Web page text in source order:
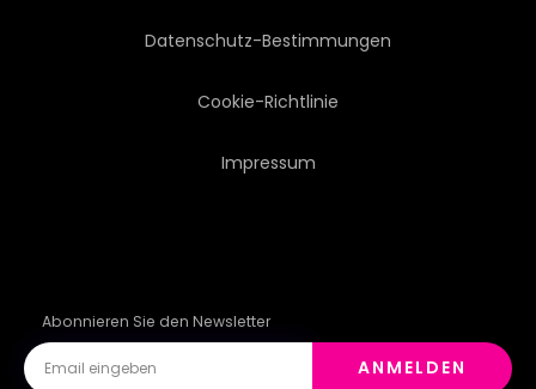
Datenschutz-Bestimmungen
Cookie-Richtlinie
Impressum
Abonnieren Sie den Newsletter
ANMELDEN